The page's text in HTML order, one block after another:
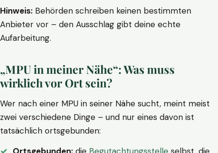
Hinweis: Behörden schreiben keinen bestimmten
Anbieter vor – den Ausschlag gibt deine echte
Aufarbeitung.
„MPU in meiner Nähe“: Was muss
wirklich vor Ort sein?
Wer nach einer MPU in seiner Nähe sucht, meint meist
zwei verschiedene Dinge – und nur eines davon ist
tatsächlich ortsgebunden: